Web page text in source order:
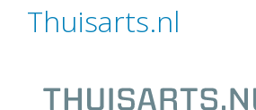
Thuisarts.nl